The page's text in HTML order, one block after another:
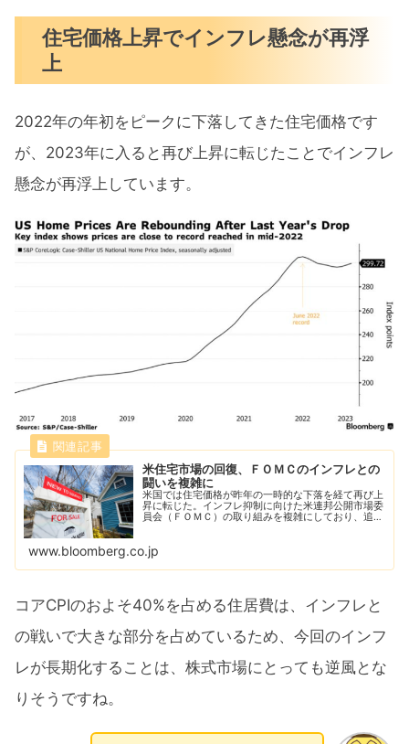
住宅価格上昇でインフレ懸念が再浮
上
2022年の年初をピークに下落してきた住宅価格です
が、2023年に入ると再び上昇に転じたことでインフレ
懸念が再浮上しています。
米住宅市場の回復、ＦＯＭＣのインフレとの
闘いを複雑に
米国では住宅価格が昨年の一時的な下落を経て再び上
昇に転じた。インフレ抑制に向けた米連邦公開市場委
員会（ＦＯＭＣ）の取り組みを複雑にしており、追加
www.bloomberg.co.jp
コアCPIのおよそ40%を占める住居費は、インフレと
の戦いで大きな部分を占めているため、今回のインフ
レが長期化することは、株式市場にとっても逆風とな
りそうですね。